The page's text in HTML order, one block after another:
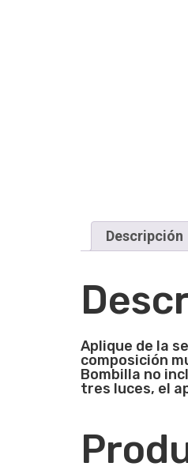
Descripción
Aplique de la
composición
Bombilla no
tres luces, el